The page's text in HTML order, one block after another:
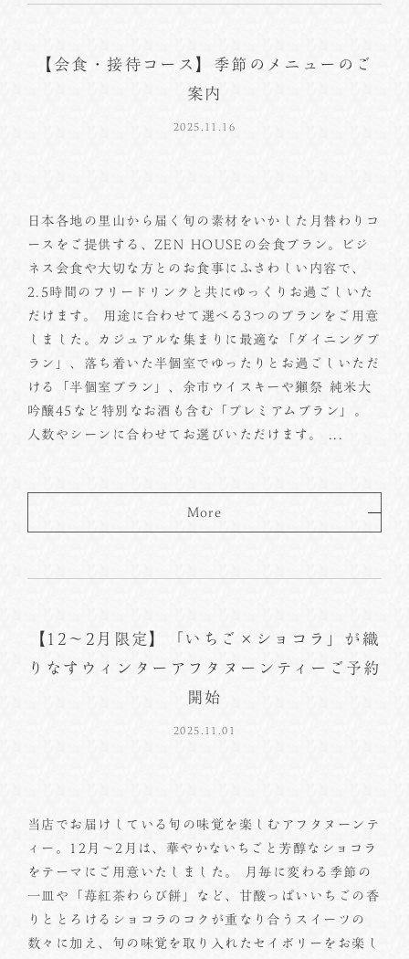
【会食・接待コース】季節のメニューのご
案内
2025.11.16
日本各地の里山から届く旬の素材をいかした月替わりコ
ースをご提供する、ZEN HOUSEの会食プラン。ビジ
ネス会食や大切な方とのお食事にふさわしい内容で、
2.5時間のフリードリンクと共にゆっくりお過ごしいた
だけます。 用途に合わせて選べる3つのプランをご用意
しました。カジュアルな集まりに最適な「ダイニングプ
ラン」、落ち着いた半個室でゆったりとお過ごしいただ
ける「半個室プラン」、余市ウイスキーや獺祭 純米大
吟醸45など特別なお酒も含む「プレミアムプラン」。
人数やシーンに合わせてお選びいただけます。 ...
More
【12～2月限定】「いちご×ショコラ」が織
りなすウィンターアフタヌーンティーご予約
開始
2025.11.01
当店でお届けしている旬の味覚を楽しむアフタヌーンテ
ィー。12月～2月は、華やかないちごと芳醇なショコラ
をテーマにご用意いたしました。 月毎に変わる季節の
一皿や「苺紅茶わらび餅」など、甘酸っぱいいちごの香
りととろけるショコラのコクが重なり合うスイーツの
数々に加え、旬の味覚を取り入れたセイボリーをお楽し